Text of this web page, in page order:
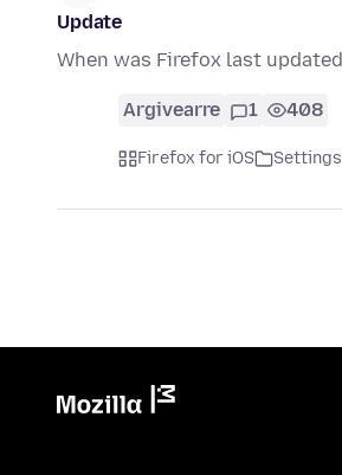
Update
When was Firefox last updated
Argivearre 1 408
Firefox for iOS Settings